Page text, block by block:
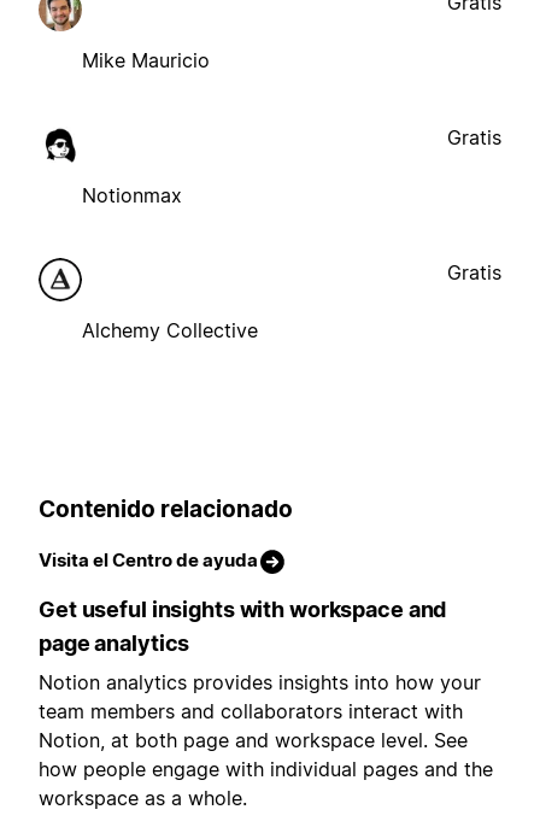
Mike Mauricio
Notionmax
Gratis
Alchemy Collective
Gratis
Contenido relacionado
Visita el Centro de ayuda
Get useful insights with workspace and
page analytics
Notion analytics provides insights into how your
team members and collaborators interact with
Notion, at both page and workspace level. See
how people engage with individual pages and the
workspace as a whole.